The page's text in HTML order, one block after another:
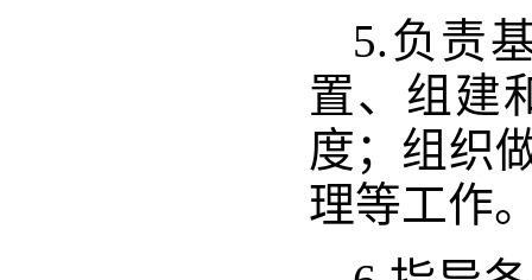
5.负责
置、组建
度；组织
理等工作